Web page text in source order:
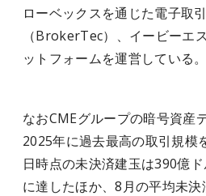
ローベックスを通じた電子取
（BrokerTec）、イービーエ
ットフォームを運営している。
なおCMEグループの暗号資産
2025年に過去最高の取引規模
日時点の未決済建玉は390億ド
に達したほか、8月の平均未